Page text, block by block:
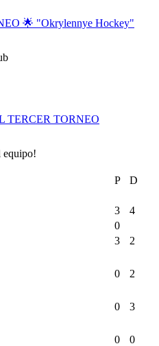
🌟 "Okrylennye Hockey"
TERCER TORNEO
equipo!
P
D
3
4
0
3
2
0
2
0
3
0
0